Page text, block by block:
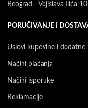
Beograd - Vojislava Ilića
PORUČIVANJE I
Uslovi kupovine i dodatne
Načini plaćanja
Načini isporuke
Reklamacije